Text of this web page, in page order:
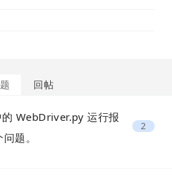
回帖
WebDriver.py 运行报
题。
2